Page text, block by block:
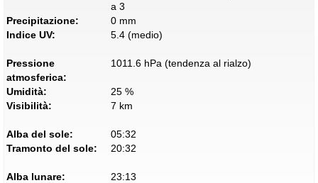
a 3
Precipitazione:
0 mm
Indice UV:
5.4 (medio)
Pressione
atmosferica:
1011.6 hPa (tendenza al rialzo)
Umidità:
25 %
Visibilità:
7 km
Alba del sole:
05:32
Tramonto del sole:
20:32
Alba lunare:
23:13